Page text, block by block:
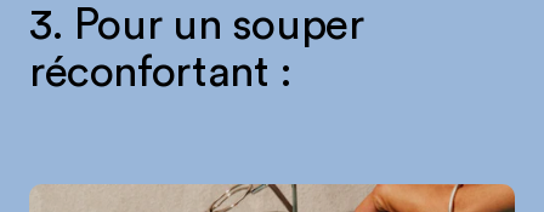
3. Pour un souper
réconfortant :